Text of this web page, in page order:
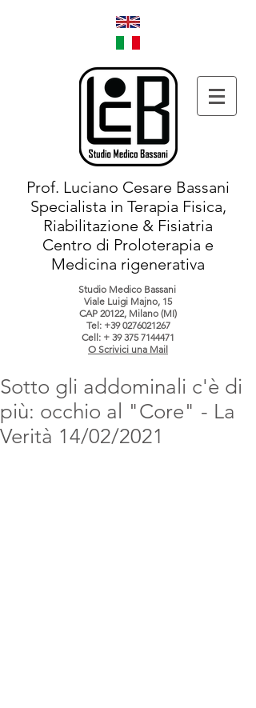
Prof. Luciano Cesare Bassani
Specialista in Terapia Fisica,
Riabilitazione & Fisiatria
Centro di Proloterapia e
Medicina rigenerativa
Studio Medico Bassani
Viale Luigi Majno, 15
CAP 20122, Milano (MI)
Tel: +39 0276021267
Cell: + 39 375 7144471
O Scrivici una Mail
Sotto gli addominali c'è di
più: occhio al "Core" - La
Verità 14/02/2021